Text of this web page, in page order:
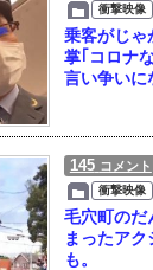
衝撃映像
乗客がじ
掌｢コロナ
言い争いに
145 コメント
衝撃映像
毛穴町のだ
まったア
も。